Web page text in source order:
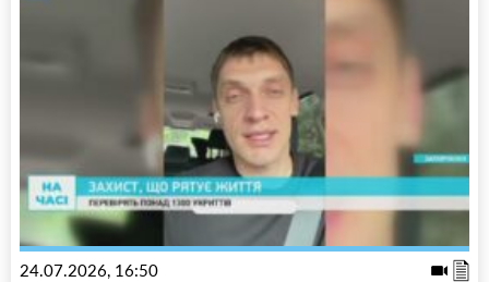
24.07.2026, 16:50